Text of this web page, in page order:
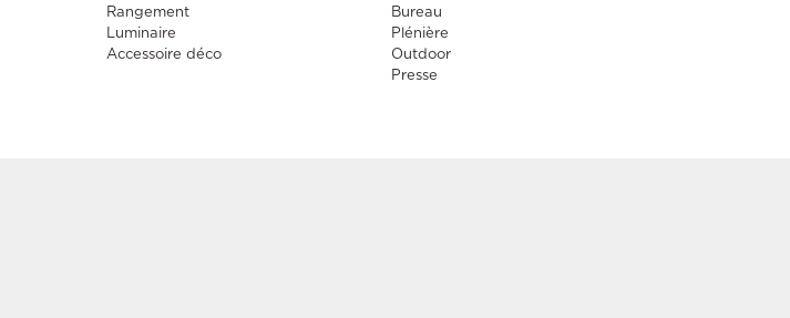
Rangement
Luminaire
Accessoire déco
Bureau
Plénière
Outdoor
Presse